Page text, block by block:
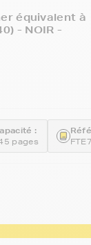
équivalent à
- NOIR -
:
pages